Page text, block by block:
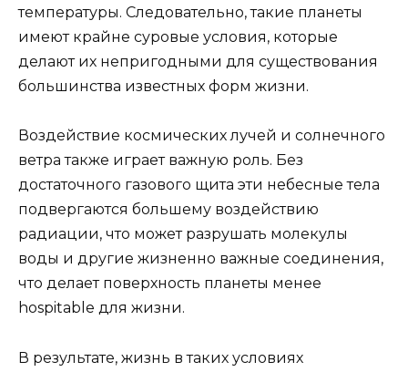
температуры. Следовательно, такие планеты
имеют крайне суровые условия, которые
делают их непригодными для существования
большинства известных форм жизни.
Воздействие космических лучей и солнечного
ветра также играет важную роль. Без
достаточного газового щита эти небесные тела
подвергаются большему воздействию
радиации, что может разрушать молекулы
воды и другие жизненно важные соединения,
что делает поверхность планеты менее
hospitable для жизни.
В результате, жизнь в таких условиях